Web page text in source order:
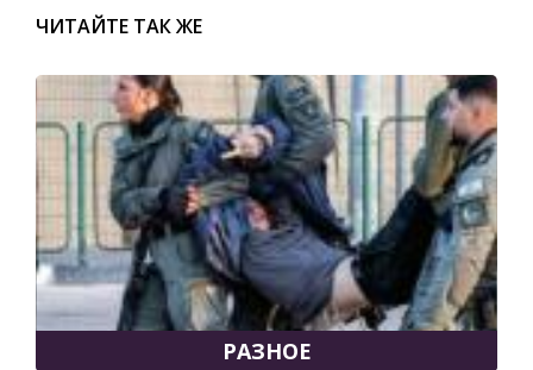
ЧИТАЙТЕ ТАК ЖЕ
РАЗНОЕ